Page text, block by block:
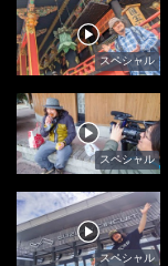
スペシャル
スペシャル
スペシャル